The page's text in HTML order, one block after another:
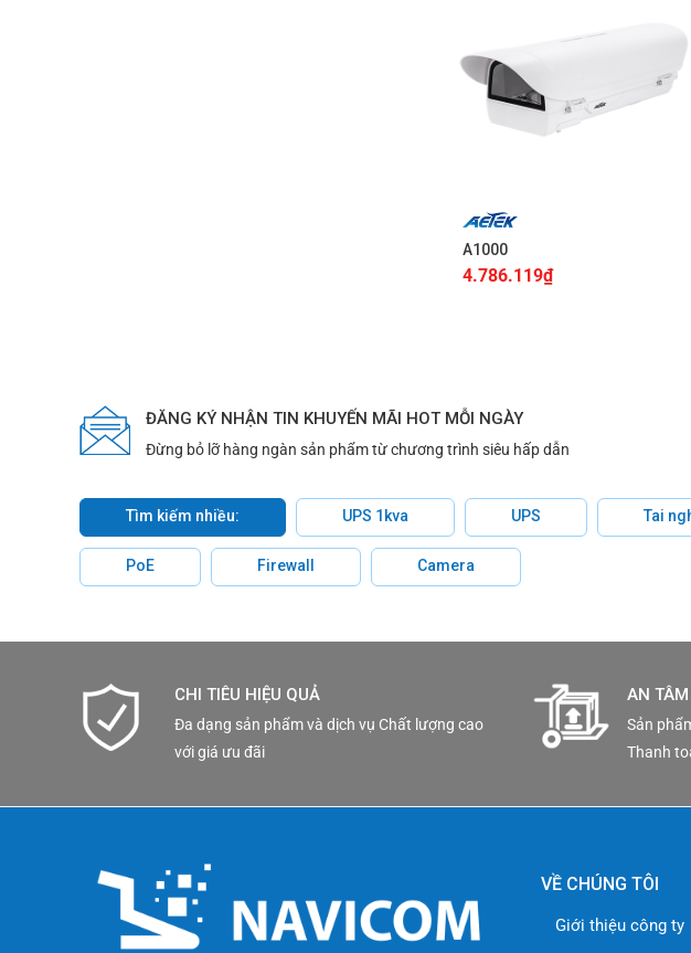
A1000
4.786.119₫
ĐĂNG KÝ NHẬN TIN KHUYẾN MÃI HOT MỖI NGÀY
Đừng bỏ lỡ hàng ngàn sản phẩm từ chương trình siêu hấp dẫn
Tìm kiếm nhiều: UPS 1kva UPS Tai
PoE Firewall Camera
CHI TIÊU HIỆU QUẢ
Đa dạng sản phẩm và dịch vụ Chất lượng cao
với giá ưu đãi
AN
Sản
Thanh
VỀ CHÚNG TÔI
Giới thiệu công ty